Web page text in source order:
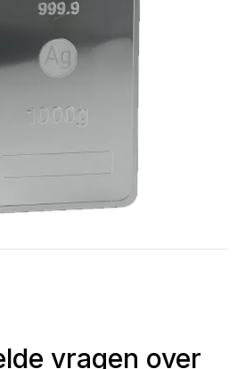
vragen over